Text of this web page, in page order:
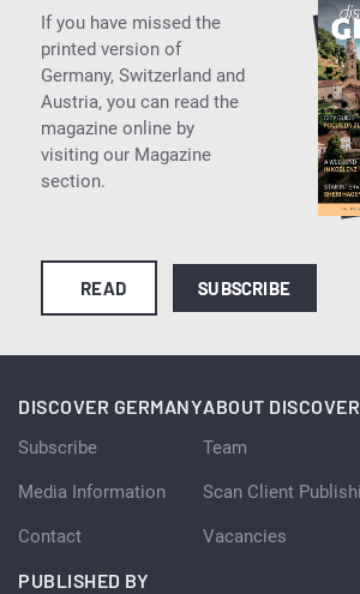
If you have missed the
printed version of
Germany, Switzerland and
Austria, you can read the
magazine online by
visiting our Magazine
section.
READ SUBSCRIBE
DISCOVER GERMANY
Subscribe
Media Information
Contact
ABOUT
Team
Scan Client
Vacancies
PUBLISHED BY